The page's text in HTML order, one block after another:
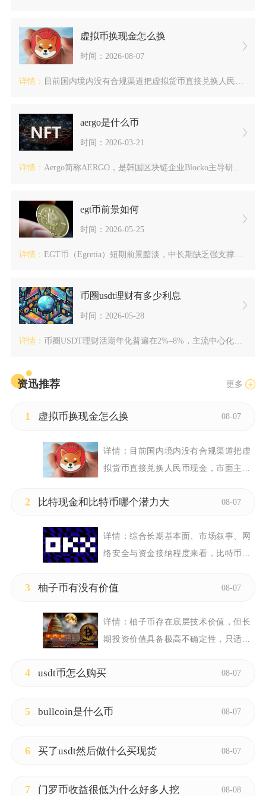
虚拟币换现金怎么换
时间：2026-08-07
详情： 目前国内境内没有合规渠道把虚拟货币直接兑换人民币现金，市面主...
aergo是什么币
时间：2026-03-21
详情： Aergo简称AERGO，是韩国区块链企业Blocko主导研...
egt币前景如何
时间：2026-05-25
详情： EGT币（Egretia）短期前景黯淡，中长期缺乏强支撑，整...
币圈usdt理财有多少利息
时间：2026-05-28
详情： 币圈USDT理财活期年化普遍在2%–8%，主流中心化平台均值...
资迅推荐 更多
1 虚拟币换现金怎么换 08-07
详情： 目前国内境内没有合规渠道把虚
拟货币直接兑换人民币现金，市面主...
2 比特现金和比特币哪个潜力大 08-07
详情：综合长期基本面、市场叙事、网
络安全与资金接纳程度来看，比特币...
3 柚子币有没有价值 08-07
详情：柚子币存在底层技术价值，但长
期投资价值具备极高不确定性，只适...
4 usdt币怎么购买 08-07
5 bullcoin是什么币 08-07
6 买了usdt然后做什么买现货 08-07
7 门罗币收益很低为什么好多人挖 08-08